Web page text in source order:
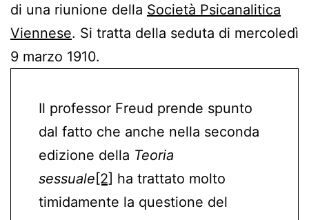
di una riunione della Società Psicanalitica
Viennese. Si tratta della seduta di mercoledì
9 marzo 1910.
Il professor Freud prende spunto
dal fatto che anche nella seconda
edizione della Teoria
sessuale [2] ha trattato molto
timidamente la questione del